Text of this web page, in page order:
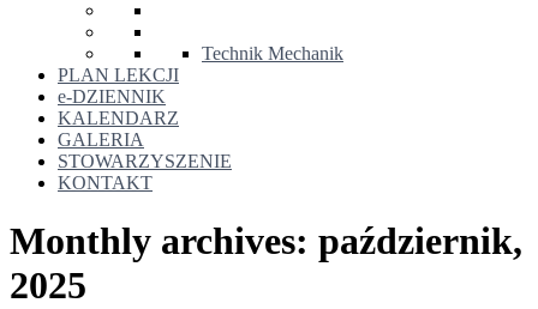
Technik Mechanik
PLAN LEKCJI
e-DZIENNIK
KALENDARZ
GALERIA
STOWARZYSZENIE
KONTAKT
Monthly archives: październik,
2025